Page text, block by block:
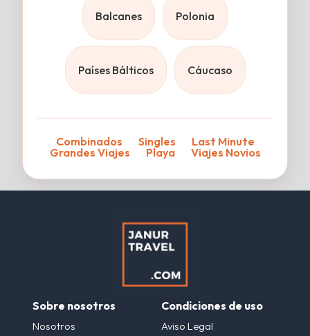
Balcanes Polonia
Países Bálticos Cáucaso
Combinados Singles
Last Minute
Grandes Viajes
Playa Viajes Novios
Sobre nosotros
Nosotros
Condiciones de uso
Aviso Legal